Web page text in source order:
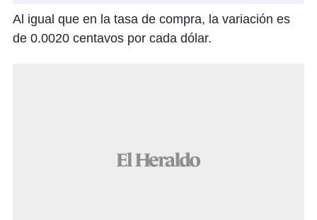
Al igual que en la tasa de compra, la variación es
de 0.0020 centavos por cada dólar.